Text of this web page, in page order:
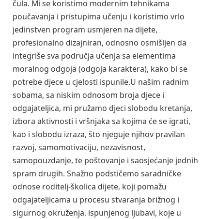
čula. Mi se koristimo modernim tehnikama
poučavanja i pristupima učenju i koristimo vrlo
jedinstven program usmjeren na dijete,
profesionalno dizajniran, odnosno osmišljen da
integriše sva područja učenja sa elementima
moralnog odgoja (odgoja karaktera), kako bi se
potrebe djece u cjelosti ispunile.U našim radnim
sobama, sa niskim odnosom broja djece i
odgajateljica, mi pružamo djeci slobodu kretanja,
izbora aktivnosti i vršnjaka sa kojima će se igrati,
kao i slobodu izraza, što njeguje njihov pravilan
razvoj, samomotivaciju, nezavisnost,
samopouzdanje, te poštovanje i saosjećanje jednih
spram drugih. Snažno podstičemo saradničke
odnose roditelj-školica dijete, koji pomažu
odgajateljicama u procesu stvaranja brižnog i
sigurnog okruženja, ispunjenog ljubavi, koje u